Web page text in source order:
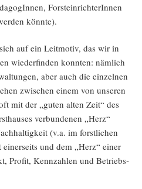
Forst­ein­rich­te­rIn­nen
könnte).
auf ein Leit­mo­tiv, das wir in
wie­der­fin­den konn­ten: näm­lich
aber auch die ein­zel­nen
zwi­schen einem von unse­ren
mit der „guten alten Zeit“ des
ver­bun­de­nen „Herz“
(v.a. im forst­li­chen
und dem „Herz“ einer
Pro­fit, Kenn­zah­len und Betriebs­